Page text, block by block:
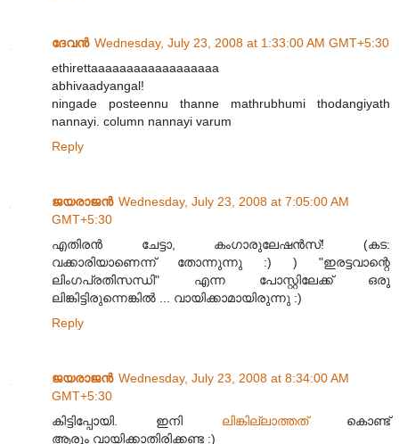
ദേവന്‍ Wednesday, July 23, 2008 at 1:33:00 AM GMT+5:30
ethirettaaaaaaaaaaaaaaaaaa
abhivaadyangal!
ningade posteennu thanne mathrubhumi thodangiyath
nannayi. column nannayi varum
Reply
ജയരാജന്‍ Wednesday, July 23, 2008 at 7:05:00 AM
GMT+5:30
എതിരന്‍ ചേട്ടാ, കംഗാരുലേഷന്‍സ്! (കട:
വക്കാരിയാണെന്ന് തോന്നുന്നു :) ) "ഇരട്ടവാന്റെ
ലിംഗപ്രതിസന്ധി" എന്ന പോസ്റ്റിലേക്ക് ഒരു
ലിങ്കിട്ടിരുന്നെങ്കില്‍ ... വായിക്കാമായിരുന്നു :)
Reply
ജയരാജന്‍ Wednesday, July 23, 2008 at 8:34:00 AM
GMT+5:30
കിട്ടിപ്പോയി. ഇനി ലിങ്കില്ലാത്തത്കൊണ്ട്
ആരും വായിക്കാതിരിക്കണ്ട :)